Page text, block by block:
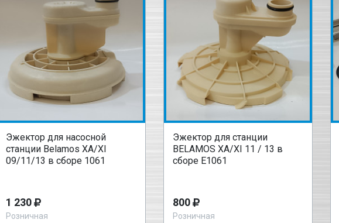
Эжектор для насосной
станции Belamos ХА/ХI
09/11/13 в сборе 1061
1 230
Розничная
Эжектор для станции
BELAMOS ХА/XI 11 / 13 в
сборе Е1061
800
Розничная